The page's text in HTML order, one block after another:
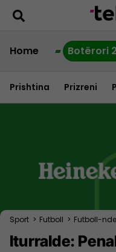
Home Botërori
Prishtina Prizreni
Sport > Futboll > Futboll-
Iturralde: